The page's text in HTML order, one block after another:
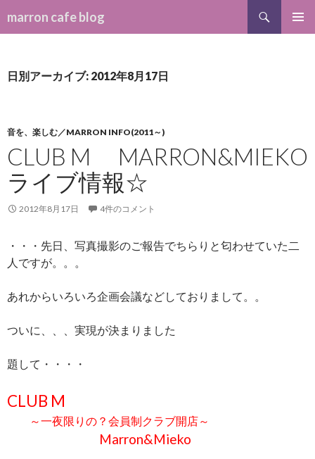
marron cafe blog
日別アーカイブ: 2012年8月17日
音を、楽しむ／MARRON INFO(2011～)
CLUB M MARRON&MIEKO
ライブ情報☆
2012年8月17日 4件のコメント
・・・先日、写真撮影のご報告でちらりと匂わせていた二
人ですが。。。
あれからいろいろ企画会議などしておりまして。。
ついに、、、実現が決まりました
題して・・・・
CLUB M
～一夜限りの？会員制クラブ開店～
Marron&Mieko